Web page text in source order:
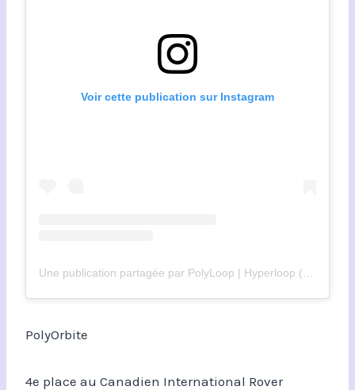
Voir cette publication sur Instagram
PolyOrbite
4e place au Canadien International Rover